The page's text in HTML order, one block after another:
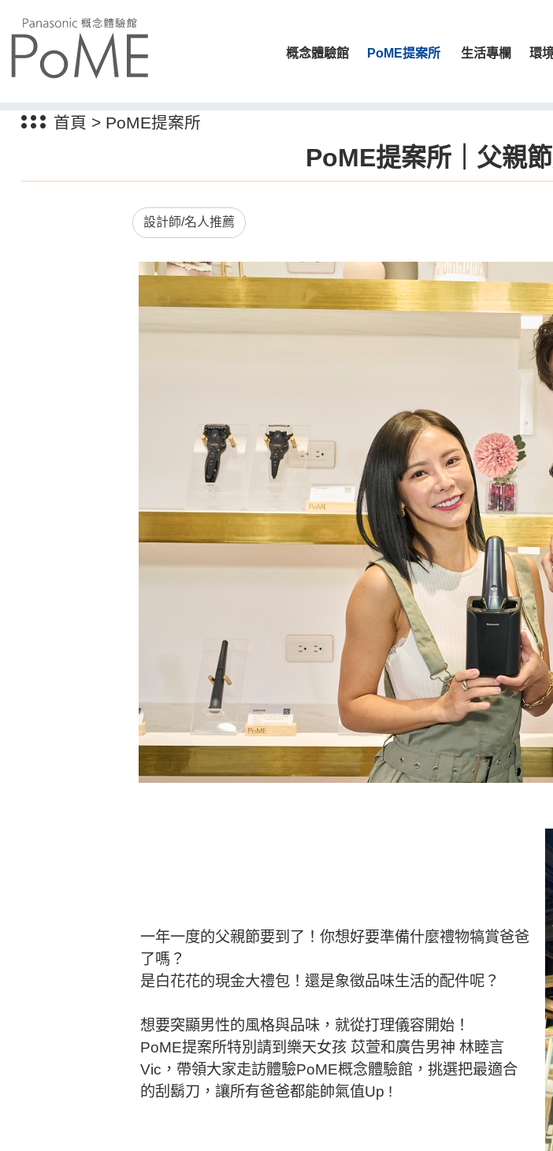
概念體驗館 PoME提案所 生活專欄 環
首頁 > PoME提案所
PoME提案所｜父親
設計師/名人推薦
一年一度的父親節要到了！你想好要準備什麼禮物犒賞爸爸
了嗎？
是白花花的現金大禮包！還是象徵品味生活的配件呢？
想要突顯男性的風格與品味，就從打理儀容開始！
PoME提案所特別請到樂天女孩 苡萱和廣告男神 林睦言
Vic，帶領大家走訪體驗PoME概念體驗館，挑選把最適合
的刮鬍刀，讓所有爸爸都能帥氣值Up !